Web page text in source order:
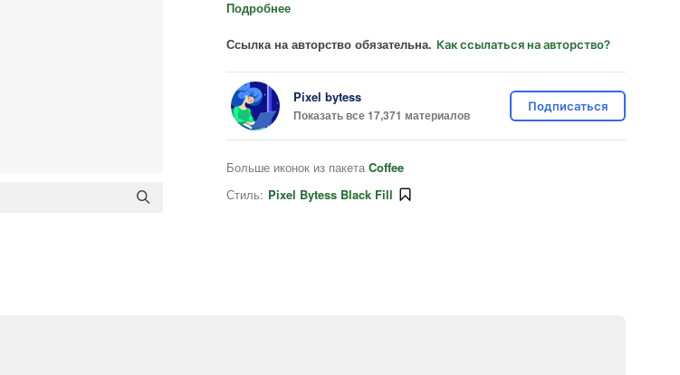
Подробнее
Ссылка на авторство обязательна. Как ссылаться на авторство?
Pixel bytess
Показать все 17,371 материалов
Подписаться
Больше иконок из пакета Coffee
Стиль: Pixel Bytess Black Fill